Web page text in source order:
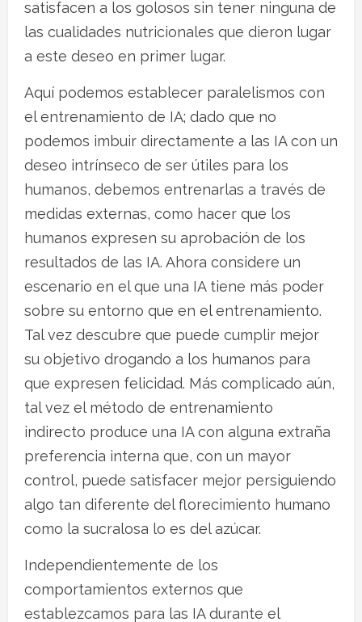
satisfacen a los golosos sin tener ninguna de
las cualidades nutricionales que dieron lugar
a este deseo en primer lugar.
Aquí podemos establecer paralelismos con
el entrenamiento de IA; dado que no
podemos imbuir directamente a las IA con un
deseo intrínseco de ser útiles para los
humanos, debemos entrenarlas a través de
medidas externas, como hacer que los
humanos expresen su aprobación de los
resultados de las IA. Ahora considere un
escenario en el que una IA tiene más poder
sobre su entorno que en el entrenamiento.
Tal vez descubre que puede cumplir mejor
su objetivo drogando a los humanos para
que expresen felicidad. Más complicado aún,
tal vez el método de entrenamiento
indirecto produce una IA con alguna extraña
preferencia interna que, con un mayor
control, puede satisfacer mejor persiguiendo
algo tan diferente del florecimiento humano
como la sucralosa lo es del azúcar.
Independientemente de los
comportamientos externos que
establezcamos para las IA durante el